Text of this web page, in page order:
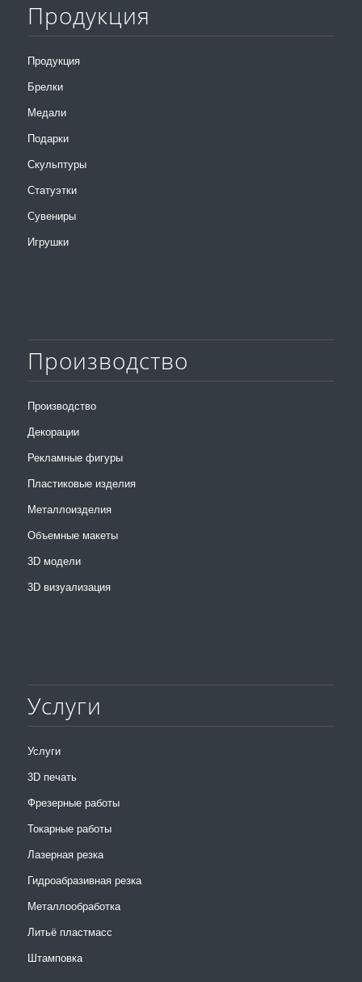
Продукция
Продукция
Брелки
Медали
Подарки
Скульптуры
Статуэтки
Сувениры
Игрушки
Производство
Производство
Декорации
Рекламные фигуры
Пластиковые изделия
Металлоизделия
Объемные макеты
3D модели
3D визуализация
Услуги
Услуги
3D печать
Фрезерные работы
Токарные работы
Лазерная резка
Гидроабразивная резка
Металлообработка
Литьё пластмасс
Штамповка